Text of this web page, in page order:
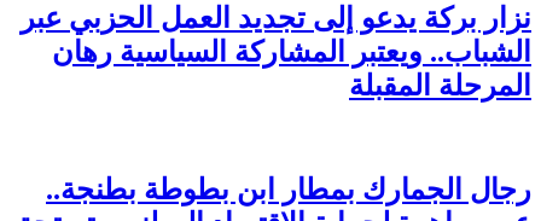
نزار بركة يدعو إلى تجديد العمل الحزبي عبر
الشباب.. ويعتبر المشاركة السياسية رهان
المرحلة المقبلة
رجال الجمارك بمطار ابن بطوطة بطنجة..